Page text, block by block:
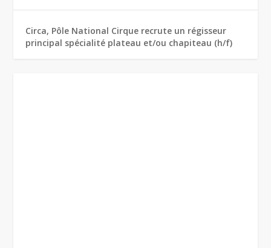
Circa, Pôle National Cirque recrute un régisseur
principal spécialité plateau et/ou chapiteau (h/f)